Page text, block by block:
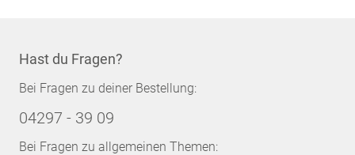
Hast du Fragen?
Bei Fragen zu deiner Bestellung:
04297 - 39 09
Bei Fragen zu allgemeinen Themen: